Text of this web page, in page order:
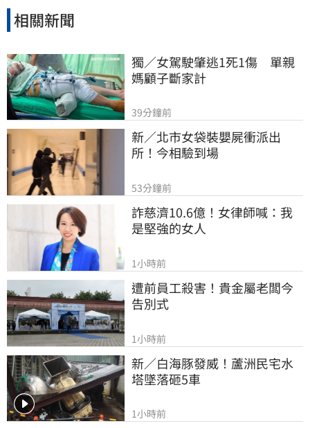
會支援體系的警鐘。
相關新聞
獨／女駕駛肇逃1死1傷　單親
媽顧子斷家計
39分鐘前
新／北市女袋裝嬰屍衝派出
所！今相驗到場
53分鐘前
詐慈濟10.6億！女律師喊：我
是堅強的女人
1小時前
遭前員工殺害！貴金屬老闆今
告別式
1小時前
新／白海豚發威！蘆洲民宅水
塔墜落砸5車
1小時前